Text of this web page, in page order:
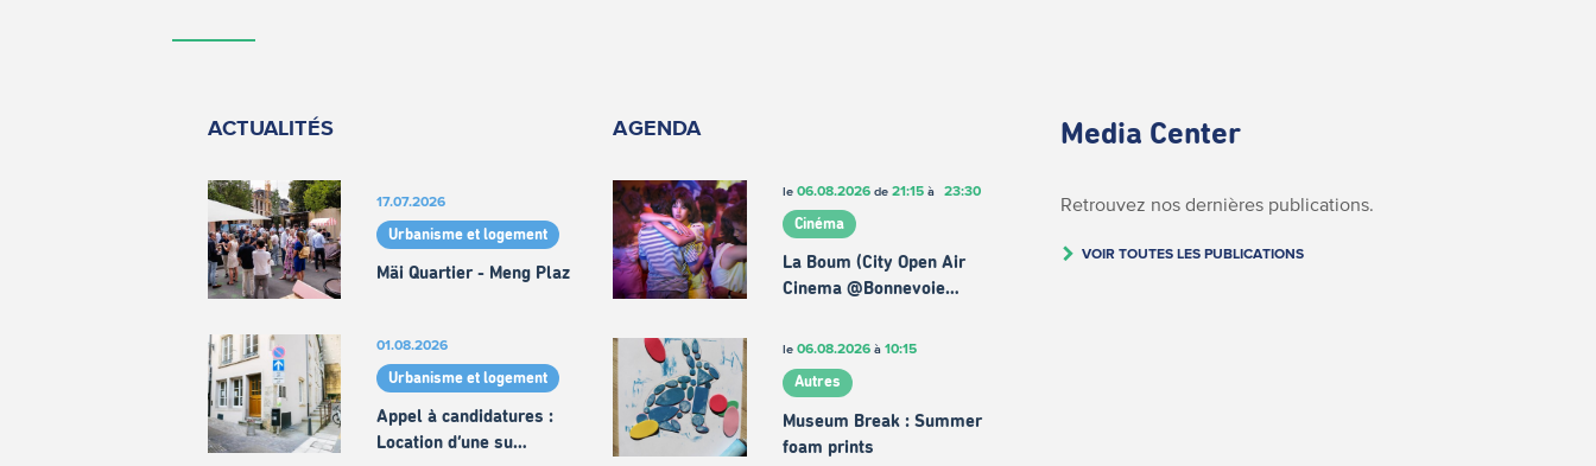
ACTUALITÉS
17.07.2026
Urbanisme et logement
Mäi Quartier - Meng Plaz
01.08.2026
Urbanisme et logement
Appel à candidatures :
Location d’une su…
AGENDA
le 06.08.2026de 21:15à 23:30
Cinéma
La Boum (City Open Air
Cinema @Bonnevoie…
le 06.08.2026à 10:15
Autres
Museum Break : Summer
foam prints
Media Center
Retrouvez nos dernières publications.
VOIR TOUTES LES PUBLICATIONS